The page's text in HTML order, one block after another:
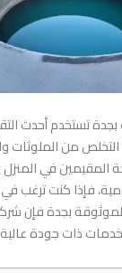
تستخدم أحدث
من الملوثات
في المنزل
فإذا كنت ترغب
بجدة فإن
خدمات ذات جودة